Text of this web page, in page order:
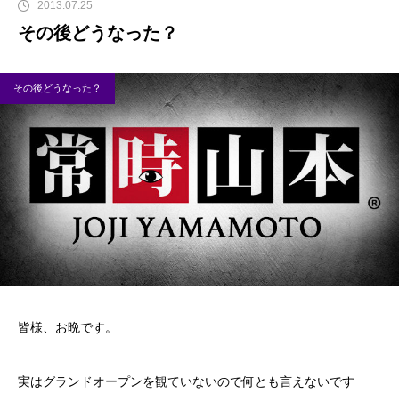
2013.07.25
その後どうなった？
その後どうなった？
皆様、お晩です。
実はグランドオープンを観ていないので何とも言えないです